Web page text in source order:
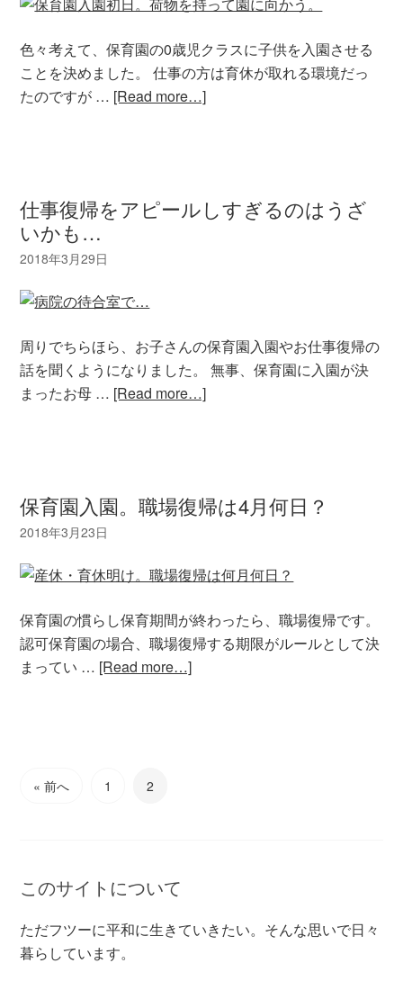
色々考えて、保育園の0歳児クラスに子供を入園させる
ことを決めました。 仕事の方は育休が取れる環境だっ
たのですが … [Read more…]
仕事復帰をアピールしすぎるのはうざ
いかも…
周りでちらほら、お子さんの保育園入園やお仕事復帰の
話を聞くようになりました。 無事、保育園に入園が決
まったお母 … [Read more…]
保育園入園。職場復帰は4月何日？
保育園の慣らし保育期間が終わったら、職場復帰です。
認可保育園の場合、職場復帰する期限がルールとして決
まってい … [Read more…]
« 前へ 1 2
このサイトについて
ただフツーに平和に生きていきたい。そんな思いで日々
暮らしています。